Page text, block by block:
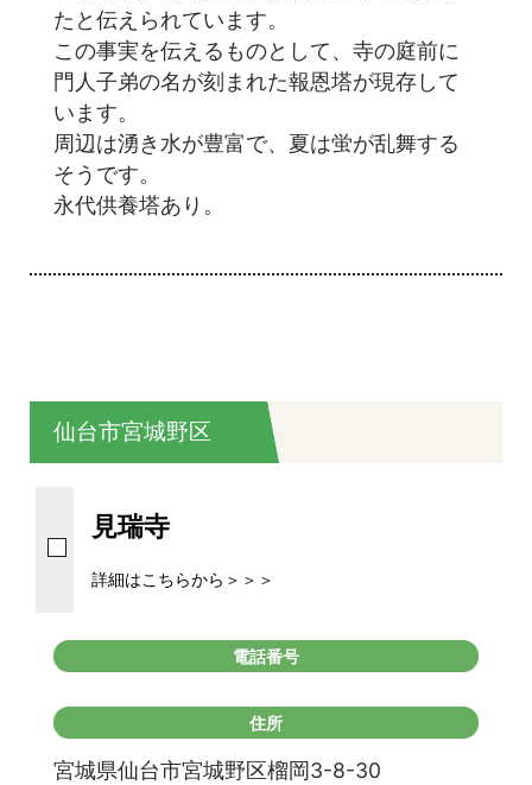
たと伝えられています。
この事実を伝えるものとして、寺の庭前に
門人子弟の名が刻まれた報恩塔が現存して
います。
周辺は湧き水が豊富で、夏は蛍が乱舞する
そうです。
永代供養塔あり。
仙台市宮城野区
見瑞寺
詳細はこちらから＞＞＞
電話番号
住所
宮城県仙台市宮城野区榴岡3-8-30